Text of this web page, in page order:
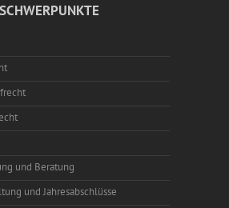
und Beratung
und Jahresabschlüsse